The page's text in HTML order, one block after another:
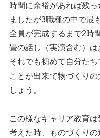
時間に余裕があれば残
ましたが3職種の中で最
全員が完成するまで2時
畳の話し（実演含む）は
それでも初めて自分た
ことが出来て物づくり
しょう。
この様なキャリア教育
考えた時、ものづくり